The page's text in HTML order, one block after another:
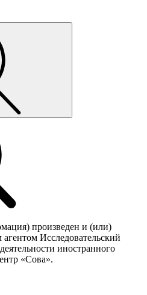
произведен и (или)
Исследовательский
иностранного
«Сова».